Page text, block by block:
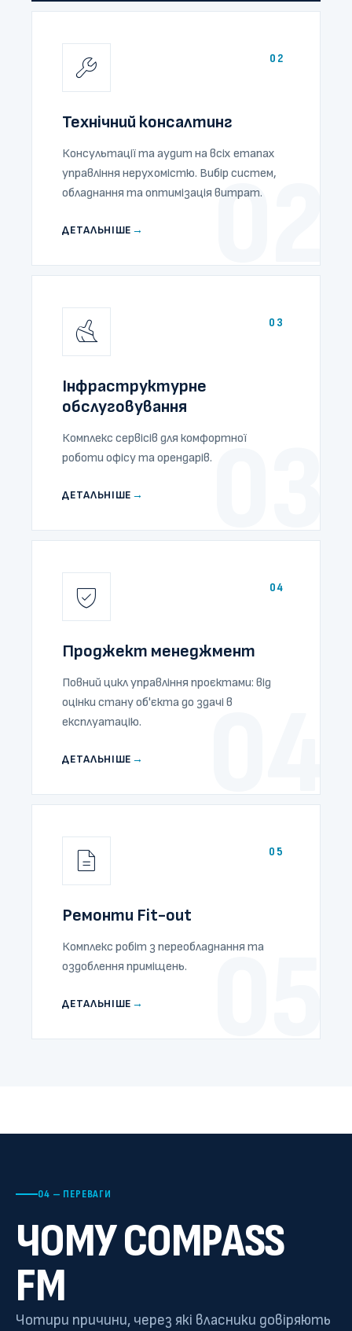
02
02
Технічний консалтинг
Консультації та аудит на всіх етапах
управління нерухомістю. Вибір систем,
обладнання та оптимізація витрат.
ДЕТАЛЬНІШЕ →
03
03
Інфраструктурне
обслуговування
Комплекс сервісів для комфортної
роботи офісу та орендарів.
ДЕТАЛЬНІШЕ →
04
04
Проджект менеджмент
Повний цикл управління проєктами: від
оцінки стану об'єкта до здачі в
експлуатацію.
ДЕТАЛЬНІШЕ →
05
05
Ремонти Fit-out
Комплекс робіт з переобладнання та
оздоблення приміщень.
ДЕТАЛЬНІШЕ →
04 — ПЕРЕВАГИ
ЧОМУ COMPASS
FM
Чотири причини, через які власники довіряють